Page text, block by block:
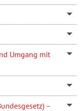
Umgang mit
–